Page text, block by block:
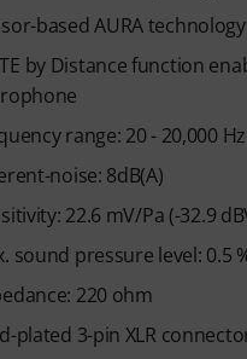
based AURA
by Distance function
range: 20 - 20,000 Hz
noise: 8dB(A)
22.6 mV/Pa (-32.9
sound pressure level: 0.5
220 ohm
plated 3-pin XLR